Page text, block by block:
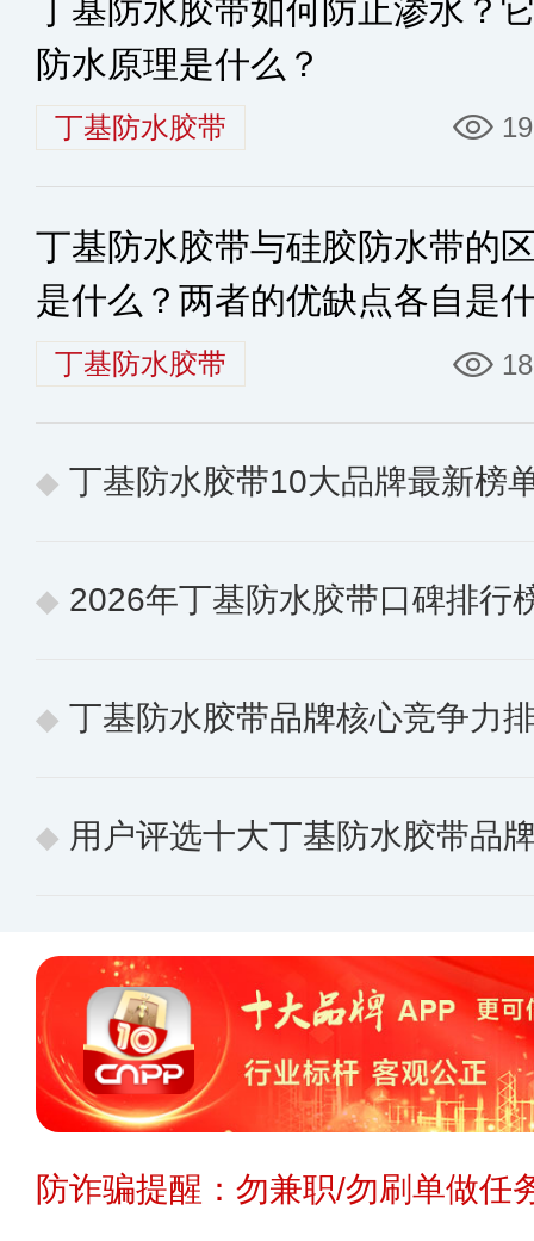
丁基防水胶带如何防止渗水？
防水原理是什么？
丁基防水胶带
丁基防水胶带与硅胶防水带的
是什么？两者的优缺点各自是
么？
丁基防水胶带
丁基防水胶带10大品牌最新榜单公
2026年丁基防水胶带口碑排行榜 用户认
丁基防水胶带品牌核心竞争力排行榜 10个值
用户评选十大丁基防水胶带品牌：聚
防诈骗提醒：勿兼职/勿刷单做任